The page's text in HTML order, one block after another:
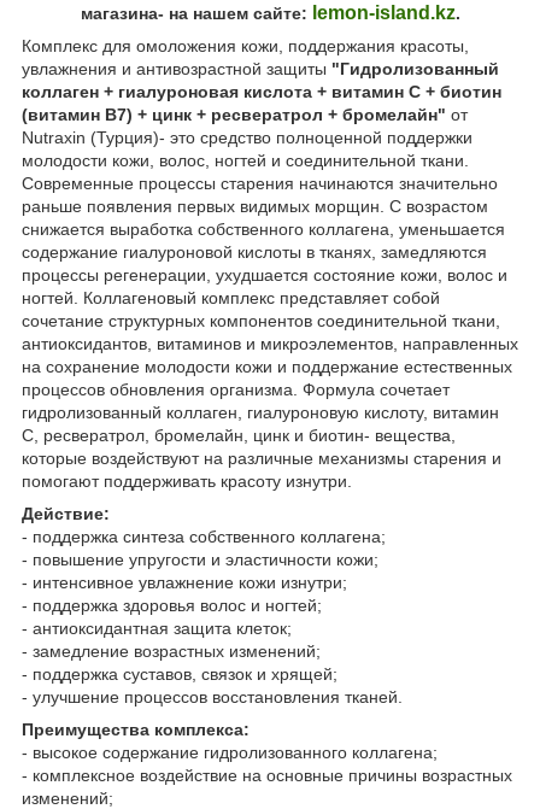
магазина- на нашем сайте: lemon-island.kz.
Комплекс для омоложения кожи, поддержания красоты,
увлажнения и антивозрастной защиты "Гидролизованный
коллаген + гиалуроновая кислота + витамин С + биотин
(витамин В7) + цинк + ресвератрол + бромелайн" от
Nutraxin (Турция)- это средство полноценной поддержки
молодости кожи, волос, ногтей и соединительной ткани.
Современные процессы старения начинаются значительно
раньше появления первых видимых морщин. С возрастом
снижается выработка собственного коллагена, уменьшается
содержание гиалуроновой кислоты в тканях, замедляются
процессы регенерации, ухудшается состояние кожи, волос и
ногтей. Коллагеновый комплекс представляет собой
сочетание структурных компонентов соединительной ткани,
антиоксидантов, витаминов и микроэлементов, направленных
на сохранение молодости кожи и поддержание естественных
процессов обновления организма. Формула сочетает
гидролизованный коллаген, гиалуроновую кислоту, витамин
С, ресвератрол, бромелайн, цинк и биотин- вещества,
которые воздействуют на различные механизмы старения и
помогают поддерживать красоту изнутри.
Действие:
- поддержка синтеза собственного коллагена;
- повышение упругости и эластичности кожи;
- интенсивное увлажнение кожи изнутри;
- поддержка здоровья волос и ногтей;
- антиоксидантная защита клеток;
- замедление возрастных изменений;
- поддержка суставов, связок и хрящей;
- улучшение процессов восстановления тканей.
Преимущества комплекса:
- высокое содержание гидролизованного коллагена;
- комплексное воздействие на основные причины возрастных
изменений;